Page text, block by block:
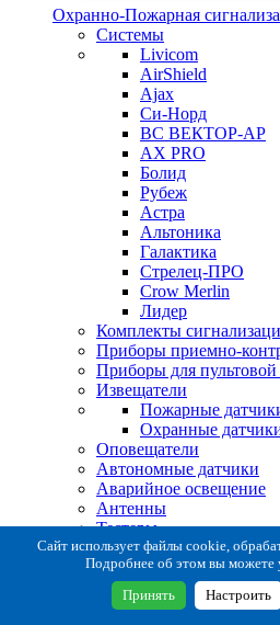
Охранно-Пожарная
Системы
Livicom
AirShield
Ajax
Си-Норд
ВС ВЕКТОР-АР
AX PRO
Болид
Рубеж
Астра
Альтоника
Галактика
Стрелец-ПРО
Crow Merlin
Лидер
Комплекты
Приборы приемно-
Приборы для
Извещатели
Пожарные
Охранные
Оповещатели
Автономные датчики
Аварийное освещение
Антенны
Тестеры
Система сбора
Расходные и
Коробки
Кронштейны для
Сайт использует файлы cookie,
Подробнее об этом вы можете
Принять Настроить